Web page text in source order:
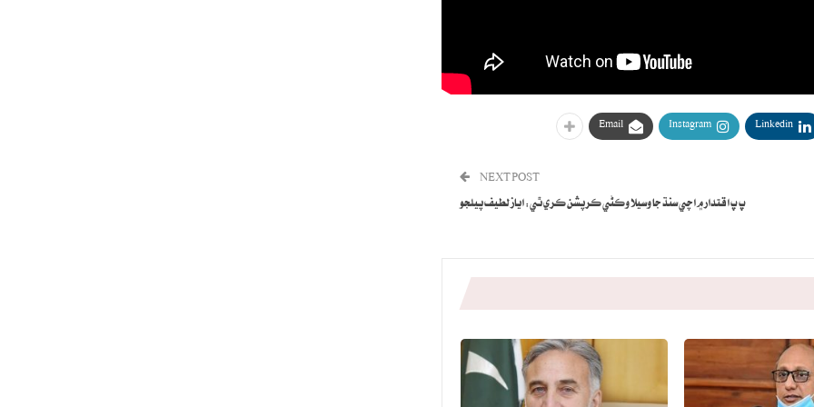
Linkedin
Instagram
Email
NEXT POST
پ پ اقتدار ۾ اچي سنڌ جا وسيلا وڪڻي ڪرپشن ڪري ٿي: اياز لطيف پيلجو